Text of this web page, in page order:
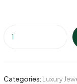
Categories: Luxury